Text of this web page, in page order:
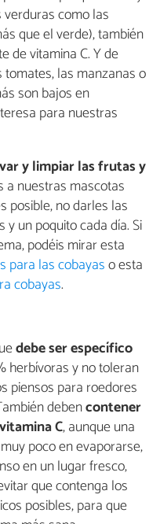
como las
que el verde), también
de vitamina C. Y de
las manzanas o
son bajos en
para nuestras
y limpiar las frutas y
a nuestras mascotas
posible, no darles las
un poquito cada día. Si
podéis mirar esta
para las cobayaso esta
cobayas.
debe ser específico
herbívoras y no toleran
piensos para roedores
debencontener
C, aunque una
poco en evaporarse,
en un lugar fresco,
que contenga los
posibles, para que